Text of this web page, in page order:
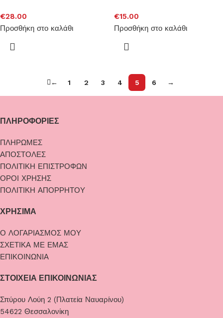
€28.00
Προσθήκη στο καλάθι
€15.00
Προσθήκη στο καλάθι
← 1 2 3 4 5 6 →
ΠΛΗΡΟΦΟΡΙΕΣ
ΠΛΗΡΩΜΕΣ
ΑΠΟΣΤΟΛΕΣ
ΠΟΛΙΤΙΚΗ ΕΠΙΣΤΡΟΦΩΝ
ΟΡΟΙ ΧΡΗΣΗΣ
ΠΟΛΙΤΙΚΗ ΑΠΟΡΡΗΤΟΥ
ΧΡΗΣΙΜΑ
Ο ΛΟΓΑΡΙΑΣΜΟΣ ΜΟΥ
ΣΧΕΤΙΚΑ ΜΕ ΕΜΑΣ
ΕΠΙΚΟΙΝΩΝΙΑ
ΣΤΟΙΧΕΙΑ ΕΠΙΚΟΙΝΩΝΙΑΣ
Σπύρου Λούη 2 (Πλατεία Ναυαρίνου)
54622 Θεσσαλονίκη